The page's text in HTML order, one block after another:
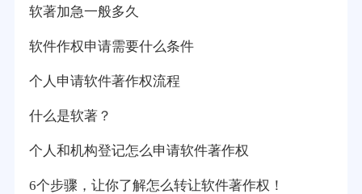
软著加急一般多久
软件作权申请需要什么条件
个人申请软件著作权流程
什么是软著？
个人和机构登记怎么申请软件著作权
6个步骤，让你了解怎么转让软件著作权！